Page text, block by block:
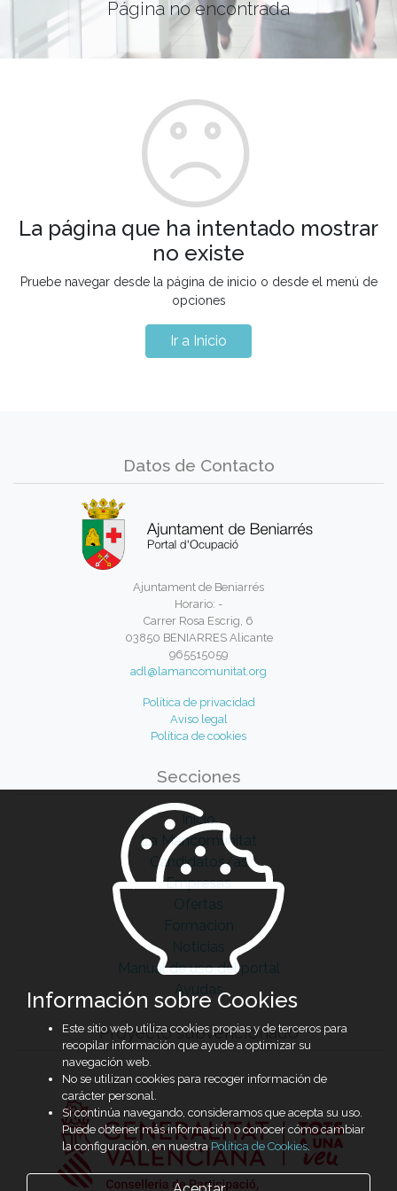
Página no encontrada
La página que ha intentado mostrar
no existe
Pruebe navegar desde la página de inicio o desde el menú de
opciones
Ir a Inicio
Datos de Contacto
Ajuntament de Beniarrés
Horario: -
Carrer Rosa Escrig, 6
03850 BENIARRES Alicante
965515059
adl@lamancomunitat.org
Política de privacidad
Aviso legal
Política de cookies
Secciones
Inicio
La Mancomunitat
Candidatos/as
Empresas
Ofertas
Formación
Noticias
Manual de uso del portal
Ayudas
Proyecto subvencionado
Información sobre Cookies
Este sitio web utiliza cookies propias y de terceros para
recopilar información que ayude a optimizar su
navegación web.
No se utilizan cookies para recoger información de
carácter personal.
Si continúa navegando, consideramos que acepta su uso.
Puede obtener más información o conocer cómo cambiar
la configuración, en nuestra Política de Cookies.